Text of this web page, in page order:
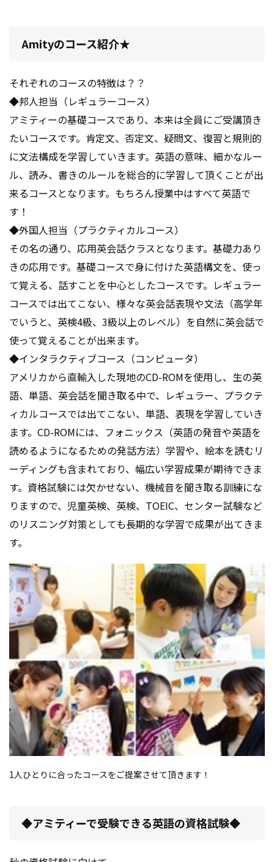
Amityのコース紹介★
それぞれのコースの特徴は？？
◆邦人担当（レギュラーコース）
アミティーの基礎コースであり、本来は全員にご受講頂き
たいコースです。肯定文、否定文、疑問文、復習と規則的
に文法構成を学習していきます。英語の意味、細かなルー
ル、読み、書きのルールを総合的に学習して頂くことが出
来るコースとなります。もちろん授業中はすべて英語で
す！
◆外国人担当（プラクティカルコース）
その名の通り、応用英会話クラスとなります。基礎力あり
きの応用です。基礎コースで身に付けた英語構文を、使っ
て覚える、話すことを中心としたコースです。レギュラー
コースでは出てこない、様々な英会話表現や文法（高学年
でいうと、英検4級、3級以上のレベル）を自然に英会話で
使って覚えることが出来ます。
◆インタラクティブコース（コンピュータ）
アメリカから直輸入した現地のCD-ROMを使用し、生の英
語、単語、英会話を聞き取る中で、レギュラー、プラクテ
ィカルコースでは出てこない、単語、表現を学習していき
ます。CD-ROMには、フォニックス（英語の発音や英語を
読めるようになるための発話方法）学習や、絵本を読むリ
ーディングも含まれており、幅広い学習成果が期待できま
す。資格試験には欠かせない、機械音を聞き取る訓練にな
りますので、児童英検、英検、TOEIC、センター試験など
のリスニング対策としても長期的な学習で成果が出てきま
す。
1人ひとりに合ったコースをご提案させて頂きます！
◆アミティーで受験できる英語の資格試験◆